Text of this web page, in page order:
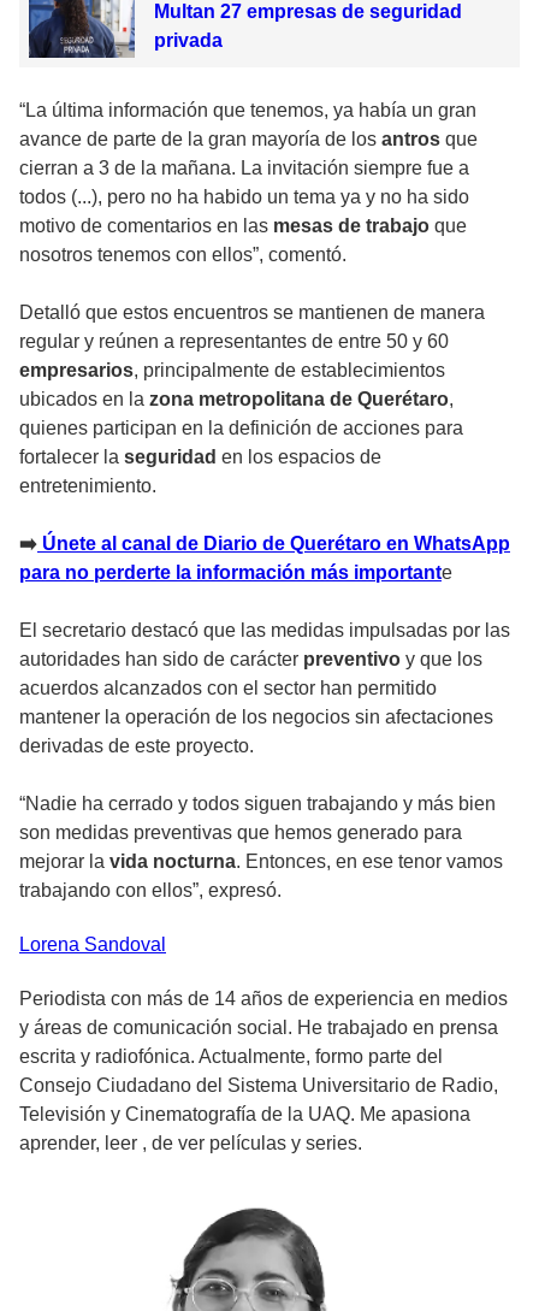
Multan 27 empresas de seguridad
privada
“La última información que tenemos, ya había un gran
avance de parte de la gran mayoría de los antros que
cierran a 3 de la mañana. La invitación siempre fue a
todos (...), pero no ha habido un tema ya y no ha sido
motivo de comentarios en las mesas de trabajo que
nosotros tenemos con ellos”, comentó.
Detalló que estos encuentros se mantienen de manera
regular y reúnen a representantes de entre 50 y 60
empresarios, principalmente de establecimientos
ubicados en la zona metropolitana de Querétaro,
quienes participan en la definición de acciones para
fortalecer la seguridad en los espacios de
entretenimiento.
➡️ Únete al canal de Diario de Querétaro en WhatsApp
para no perderte la información más importante
El secretario destacó que las medidas impulsadas por las
autoridades han sido de carácter preventivo y que los
acuerdos alcanzados con el sector han permitido
mantener la operación de los negocios sin afectaciones
derivadas de este proyecto.
“Nadie ha cerrado y todos siguen trabajando y más bien
son medidas preventivas que hemos generado para
mejorar la vida nocturna. Entonces, en ese tenor vamos
trabajando con ellos”, expresó.
Lorena Sandoval
Periodista con más de 14 años de experiencia en medios
y áreas de comunicación social. He trabajado en prensa
escrita y radiofónica. Actualmente, formo parte del
Consejo Ciudadano del Sistema Universitario de Radio,
Televisión y Cinematografía de la UAQ. Me apasiona
aprender, leer , de ver películas y series.